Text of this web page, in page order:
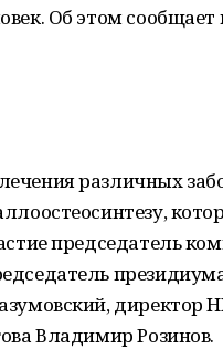
Об этом
различных
председатель
директор
Владимир Розинов.